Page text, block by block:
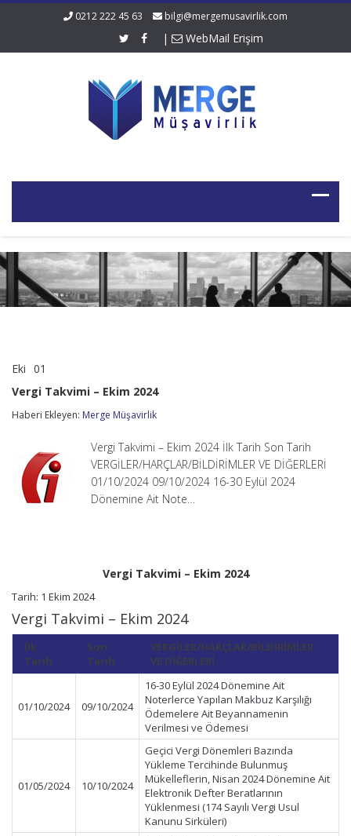
0212 222 45 63 bilgi@mergemusavirlik.com
| WebMail Erişim
Eki 01
–
Ekim
2024
Vergi Takvimi – Ekim 2024
Haberi Ekleyen: Merge Müşavirlik
Vergi Takvimi – Ekim 2024 İlk Tarih Son Tarih
VERGİLER/HARÇLAR/BİLDİRİMLER VE DİĞERLERİ
01/10/2024 09/10/2024 16-30 Eylül 2024
Dönemine Ait Note…
Vergi Takvimi – Ekim 2024
Tarih: 1 Ekim 2024
Vergi Takvimi – Ekim 2024
İlk
Tarih
Son
Tarih
VERGİLER/HARÇLAR/BİLDİRİMLER
VE DİĞERLERİ
01/10/2024 09/10/2024
16-30 Eylül 2024 Dönemine Ait
Noterlerce Yapılan Makbuz Karşılığı
Ödemelere Ait Beyannamenin
Verilmesi ve Ödemesi
01/05/2024 10/10/2024
Geçici Vergi Dönemleri Bazında
Yükleme Tercihinde Bulunmuş
Mükelleflerin, Nisan 2024 Dönemine Ait
Elektronik Defter Beratlarının
Yüklenmesi (174 Sayılı Vergi Usul
Kanunu Sirküleri)